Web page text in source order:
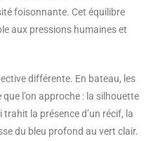
foisonnante. Cet équilibre
aux pressions humaines et
différente. En bateau, les
l’on approche : la silhouette
trahit la présence d’un récif, la
du bleu profond au vert clair.